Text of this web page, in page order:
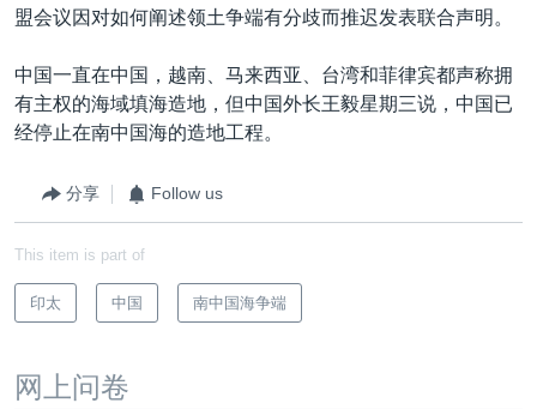
关注新疆
盟会议因对如何阐述领土争端有分歧而推迟发表联合声明。
中国一直在中国，越南、马来西亚、台湾和菲律宾都声称拥
有主权的海域填海造地，但中国外长王毅星期三说，中国已
经停止在南中国海的造地工程。
分享 Follow us
This item is part of
印太 中国 南中国海争端
网上问卷